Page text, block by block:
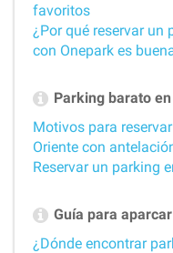
favoritos
¿Por qué reservar un
con Onepark es
Parking barato
Motivos para
Oriente con
Reservar un parking
Guía para
¿Dónde encontrar